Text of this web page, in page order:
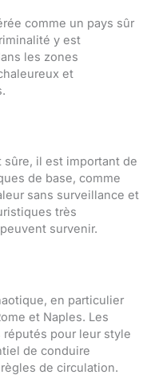
comme un pays sûr
y est
les zones
et
sûre, il est important de
de base, comme
sans surveillance et
très
survenir.
en particulier
et Naples. Les
pour leur style
de conduire
de circulation.